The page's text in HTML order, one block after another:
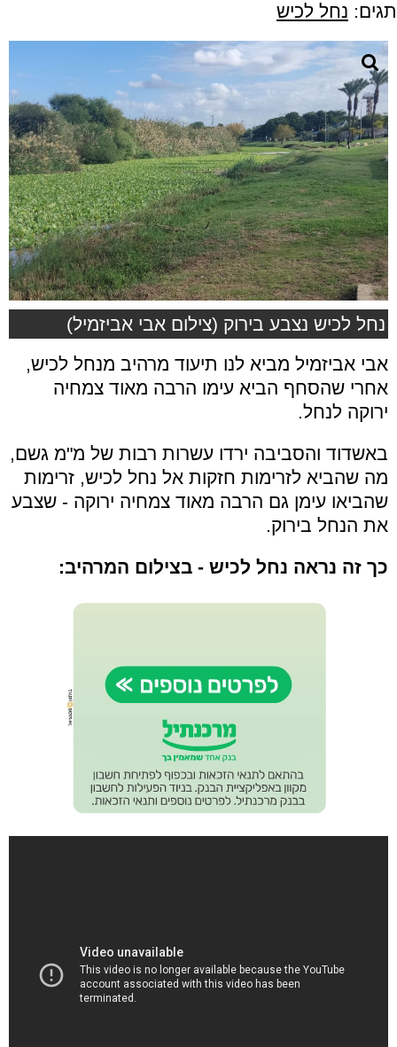
תגים: נחל לכיש
נחל לכיש נצבע בירוק (צילום אבי אביזמיל)
אבי אביזמיל מביא לנו תיעוד מרהיב מנחל לכיש,
אחרי שהסחף הביא עימו הרבה מאוד צמחיה
ירוקה לנחל.
באשדוד והסביבה ירדו עשרות רבות של מ"מ גשם,
מה שהביא לזרימות חזקות אל נחל לכיש, זרימות
שהביאו עימן גם הרבה מאוד צמחיה ירוקה - שצבע
את הנחל בירוק.
כך זה נראה נחל לכיש - בצילום המרהיב: